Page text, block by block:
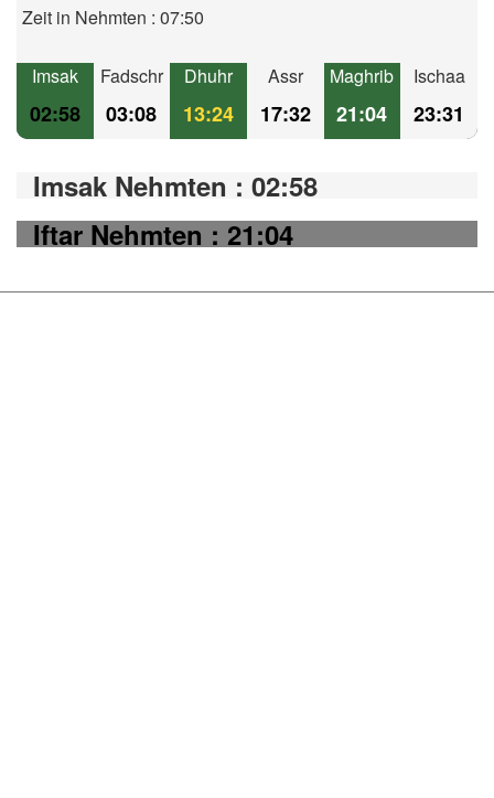
Zeit in Nehmten : 07:50
Imsak
02:58
Fadschr
03:08
Dhuhr
13:24
Assr
17:32
Maghrib
21:04
Ischaa
23:31
Imsak Nehmten : 02:58
Iftar Nehmten : 21:04